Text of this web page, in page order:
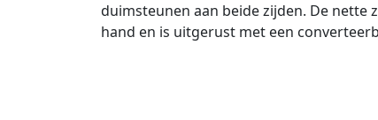
duimsteunen aan beide zijden. De
hand en is uitgerust met een